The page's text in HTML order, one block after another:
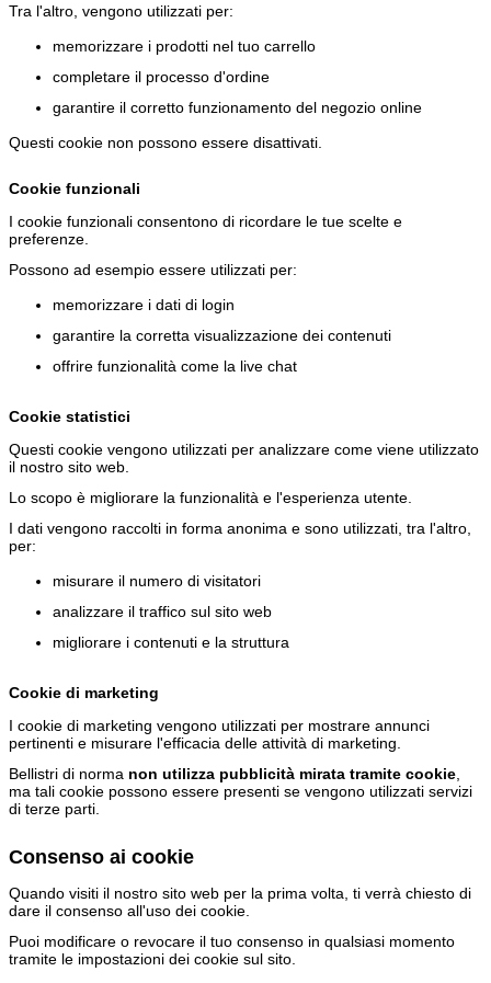
Tra l'altro, vengono utilizzati per:
memorizzare i prodotti nel tuo carrello
completare il processo d'ordine
garantire il corretto funzionamento del negozio online
Questi cookie non possono essere disattivati.
Cookie funzionali
I cookie funzionali consentono di ricordare le tue scelte e
preferenze.
Possono ad esempio essere utilizzati per:
memorizzare i dati di login
garantire la corretta visualizzazione dei contenuti
offrire funzionalità come la live chat
Cookie statistici
Questi cookie vengono utilizzati per analizzare come viene utilizzato
il nostro sito web.
Lo scopo è migliorare la funzionalità e l'esperienza utente.
I dati vengono raccolti in forma anonima e sono utilizzati, tra l'altro,
per:
misurare il numero di visitatori
analizzare il traffico sul sito web
migliorare i contenuti e la struttura
Cookie di marketing
I cookie di marketing vengono utilizzati per mostrare annunci
pertinenti e misurare l'efficacia delle attività di marketing.
Bellistri di norma non utilizza pubblicità mirata tramite cookie
ma tali cookie possono essere presenti se vengono utilizzati servizi
di terze parti.
Consenso ai cookie
Quando visiti il nostro sito web per la prima volta, ti verrà chiesto di
dare il consenso all'uso dei cookie.
Puoi modificare o revocare il tuo consenso in qualsiasi momento
tramite le impostazioni dei cookie sul sito.